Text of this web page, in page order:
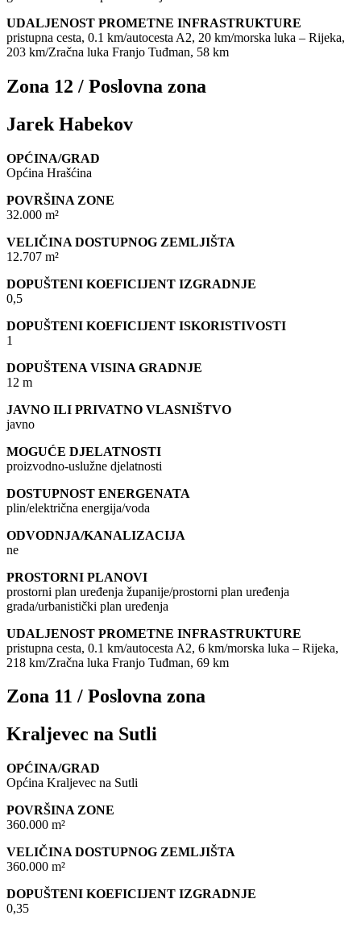
UDALJENOST PROMETNE INFRASTRUKTURE
pristupna cesta, 0.1 km/autocesta A2, 20 km/morska luka – Rijeka,
203 km/Zračna luka Franjo Tuđman, 58 km
Zona 12 / Poslovna zona
Jarek Habekov
OPĆINA/GRAD
Općina Hrašćina
POVRŠINA ZONE
32.000 m²
VELIČINA DOSTUPNOG ZEMLJIŠTA
12.707 m²
DOPUŠTENI KOEFICIJENT IZGRADNJE
0,5
DOPUŠTENI KOEFICIJENT ISKORISTIVOSTI
1
DOPUŠTENA VISINA GRADNJE
12 m
JAVNO ILI PRIVATNO VLASNIŠTVO
javno
MOGUĆE DJELATNOSTI
proizvodno-uslužne djelatnosti
DOSTUPNOST ENERGENATA
plin/električna energija/voda
ODVODNJA/KANALIZACIJA
ne
PROSTORNI PLANOVI
prostorni plan uređenja županije/prostorni plan uređenja
grada/urbanistički plan uređenja
UDALJENOST PROMETNE INFRASTRUKTURE
pristupna cesta, 0.1 km/autocesta A2, 6 km/morska luka – Rijeka,
218 km/Zračna luka Franjo Tuđman, 69 km
Zona 11 / Poslovna zona
Kraljevec na Sutli
OPĆINA/GRAD
Općina Kraljevec na Sutli
POVRŠINA ZONE
360.000 m²
VELIČINA DOSTUPNOG ZEMLJIŠTA
360.000 m²
DOPUŠTENI KOEFICIJENT IZGRADNJE
0,35